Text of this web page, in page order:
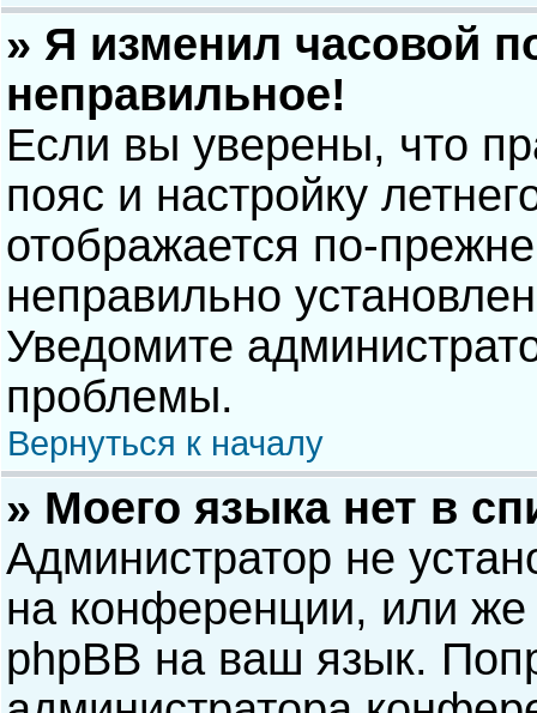
» Я изменил часовой
неправильное!
Если вы уверены, что
пояс и настройку
отображается по-
неправильно
Уведомите
проблемы.
Вернуться к началу
» Моего языка нет в
Администратор не
на конференции, или же
phpBB на ваш язык.